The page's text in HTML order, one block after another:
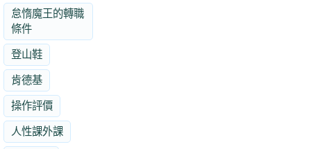
怠惰魔王的轉職
條件
登山鞋
肯德基
操作評價
人性課外課